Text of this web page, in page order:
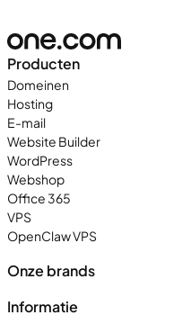
Producten
Domeinen
Hosting
E-mail
Website Builder
WordPress
Webshop
Office 365
VPS
OpenClaw VPS
Onze brands
Informatie